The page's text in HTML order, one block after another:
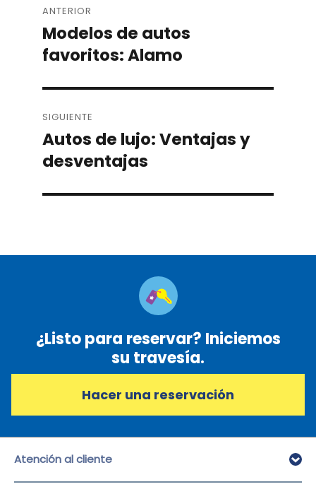
navigation
ANTERIOR
Previous
post:
Modelos de autos
favoritos: Alamo
SIGUIENTE
Next
post:
Autos de lujo: Ventajas y
desventajas
¿Listo para reservar? Iniciemos
su travesía.
Hacer una reservación
Atención al cliente